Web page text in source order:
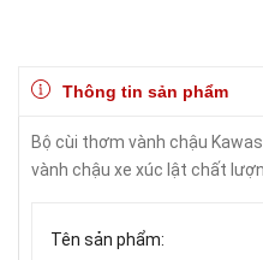
Thông tin sản phẩm
Bộ cùi thơm vành chậu
vành chậu xe xúc lật chất
Tên sản phẩm: